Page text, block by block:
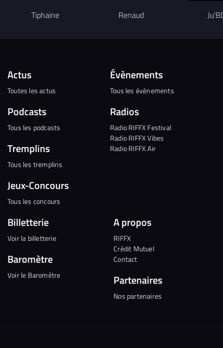
Tiphaine Renaud
Actus
Toutes les actus
Podcasts
Tous les podcasts
Tremplins
Tous les tremplins
Jeux-Concours
Tous les concours
Évènements
Tous les évènements
Radios
Radio RIFFX Festival
Radio RIFFX Vibes
Radio RIFFX Air
Billetterie
Voir la billetterie
Baromètre
Voir le Baromètre
A propos
RIFFX
Crédit Mutuel
Contact
Partenaires
Nos partenaires